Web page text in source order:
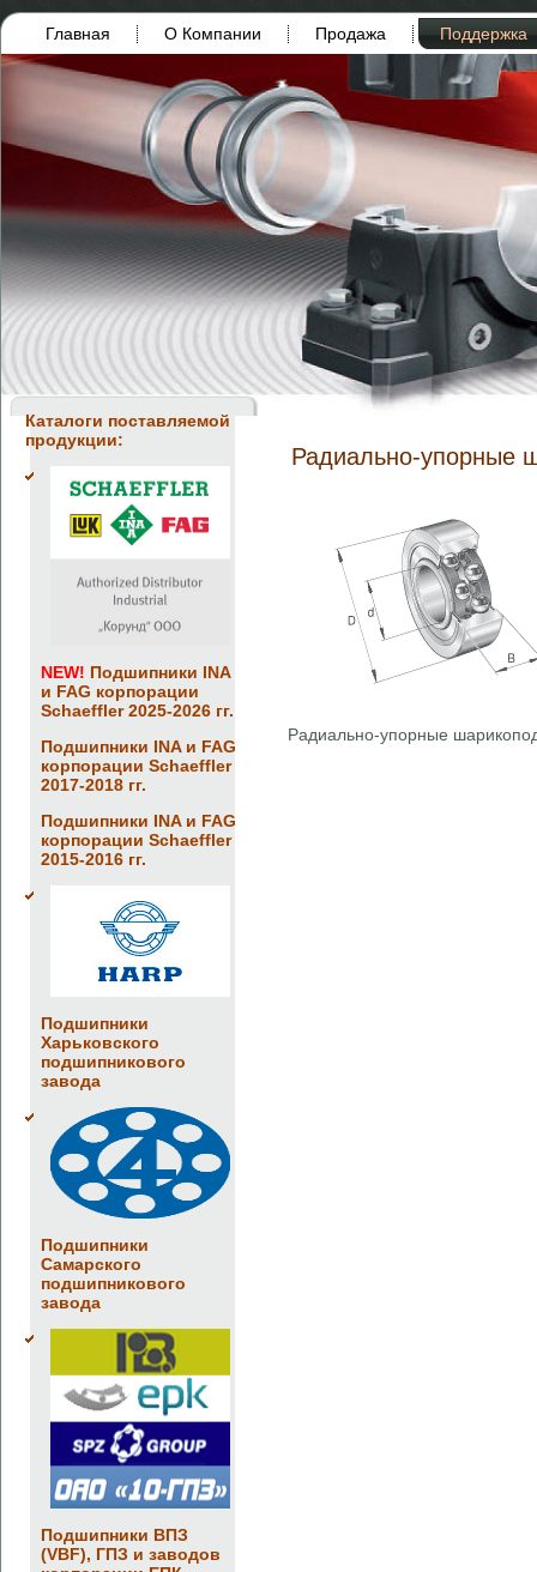
Главная О Компании Продажа Поддержка
Каталоги поставляемой
продукции:
NEW! Подшипники INA
и FAG корпорации
Schaeffler 2025-2026 гг.
Подшипники INA и FAG
корпорации Schaeffler
2017-2018 гг.
Подшипники INA и FAG
корпорации Schaeffler
2015-2016 гг.
Подшипники
Харьковского
подшипникового
завода
Подшипники
Самарского
подшипникового
завода
Подшипники ВПЗ
(VBF), ГПЗ и заводов
Радиально-упорные
Радиально-упорные